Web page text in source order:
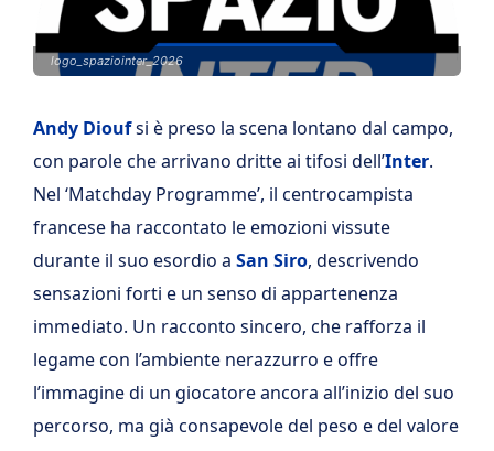
logo_spaziointer_2026
Andy Dioufsi è preso la scena lontano dal campo,
con parole che arrivano dritte ai tifosi dell’Inter.
Nel ‘Matchday Programme’, il centrocampista
francese ha raccontato le emozioni vissute
durante il suo esordio a San Siro, descrivendo
sensazioni forti e un senso di appartenenza
immediato. Un racconto sincero, che rafforza il
legame con l’ambiente nerazzurro e offre
l’immagine di un giocatore ancora all’inizio del suo
percorso, ma già consapevole del peso e del valore